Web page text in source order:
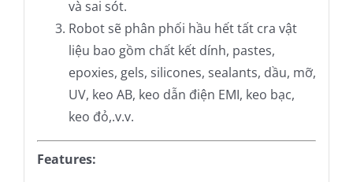
và sai sót.
Robot sẽ phân phối hầu hết tất cra vật
liệu bao gồm chất kết dính, pastes,
epoxies, gels, silicones, sealants, dầu, mỡ,
UV, keo AB, keo dẫn điện EMI, keo bạc,
keo đỏ,.v.v.
Features: